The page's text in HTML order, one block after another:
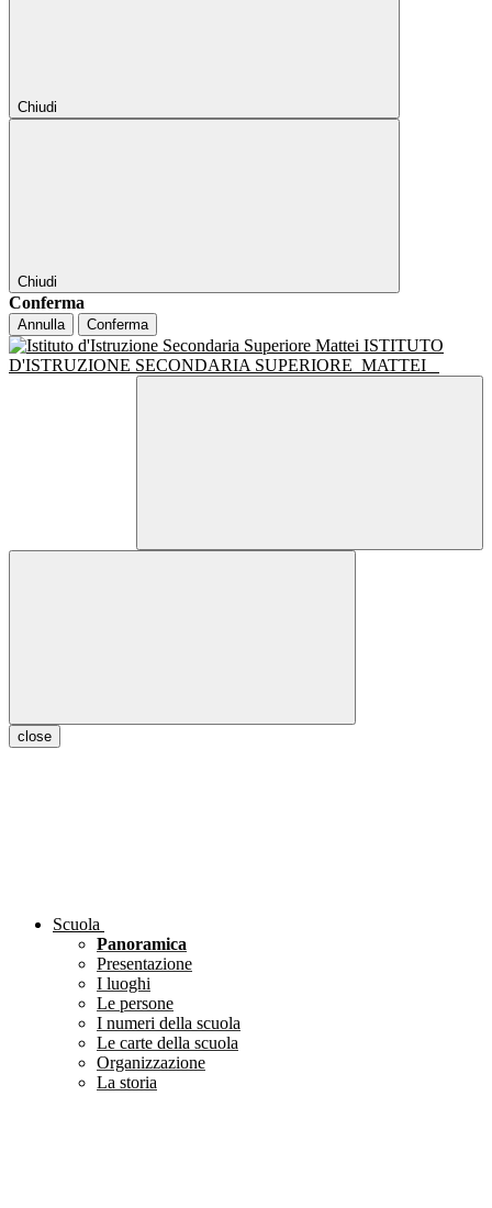
Chiudi
Chiudi
Conferma
Annulla Conferma
ISTITUTO
D'ISTRUZIONE SECONDARIA SUPERIORE MATTEI
close
Scuola
Panoramica
Presentazione
I luoghi
Le persone
I numeri della scuola
Le carte della scuola
Organizzazione
La storia